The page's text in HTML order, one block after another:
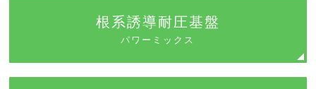
根系誘導耐圧基盤
パワーミックス